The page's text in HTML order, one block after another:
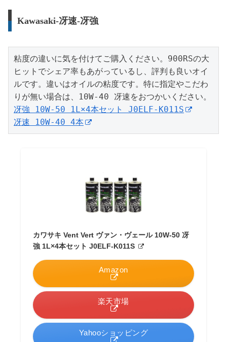
Kawasaki-冴速-冴強
粘度の違いに気を付けてご購入ください。900RSの大
ヒットでシェア率もあがっているし、評判も良いオイ
ルです。違いはオイルの粘度です。特に指定やこだわ
冴強 10W-50 1L×4本セット J0ELF-K011S
冴速 10W-40 4本
カワサキ Vent Vert ヴァン・ヴェール 10W-50 冴
強 1L×4本セット J0ELF-K011S
Amazon
楽天市場
Yahooショッピング